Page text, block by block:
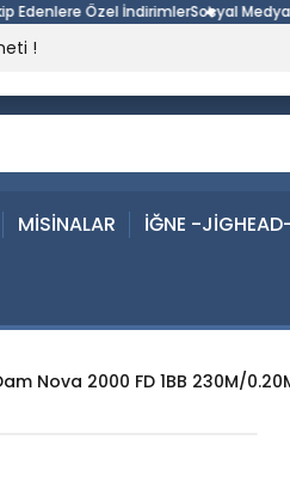
Özel İndirimlerSosyal Medyada
!
MİSİNALAR İĞNE -
Nova 2000 FD 1BB 230M/